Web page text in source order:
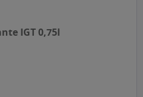
IGT 0,75l